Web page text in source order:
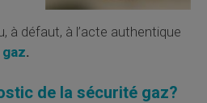
à défaut, à l’acte authentique
.
de la sécurité gaz?